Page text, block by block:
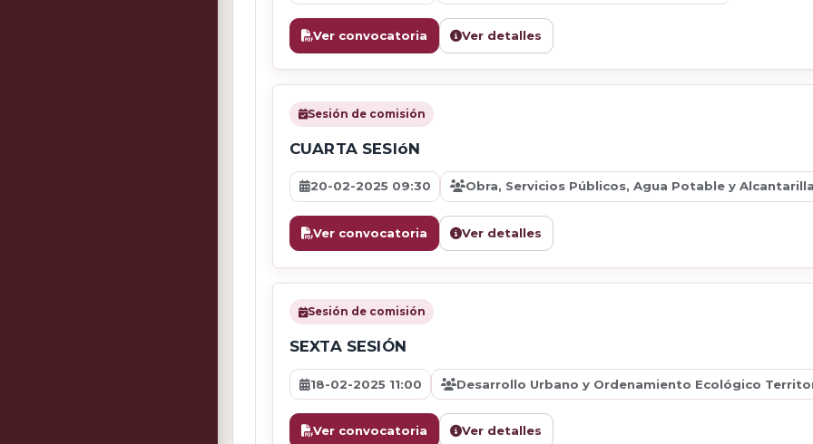
Ver convocatoria Ver detalles
Sesión de comisión
CUARTA SESIóN
20-02-2025 09:30 Obra, Servicios Públicos, Agua Potable y
Ver convocatoria Ver detalles
Sesión de comisión
SEXTA SESIÓN
18-02-2025 11:00 Desarrollo Urbano y Ordenamiento Ecológico
Ver convocatoria Ver detalles